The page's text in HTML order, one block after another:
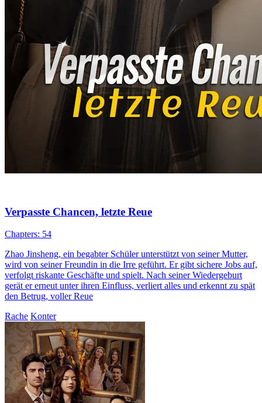
Verpasste Chancen, letzte Reue
Chapters: 54
Zhao Jinsheng, ein begabter Schüler unterstützt von seiner Mutter,
wird von seiner Freundin in die Irre geführt. Er gibt sichere Jobs auf,
verfolgt riskante Geschäfte und spielt. Nach seiner Wiedergeburt
gerät er erneut unter ihren Einfluss, verliert alles und erkennt zu spät
den Betrug, voller Reue
Rache Konter